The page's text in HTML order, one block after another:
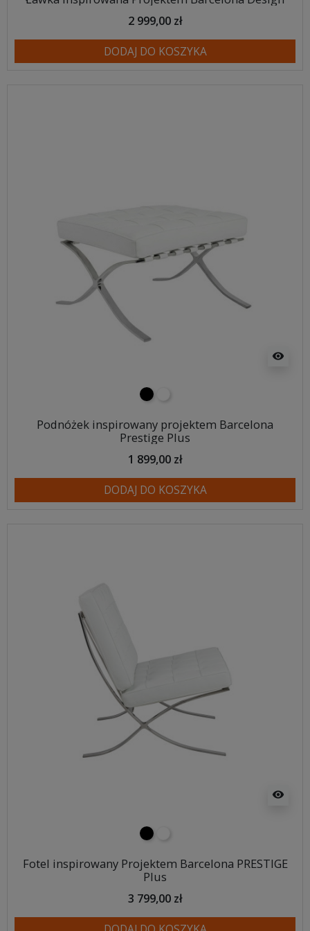
2 999,00 zł
DODAJ DO KOSZYKA
visibility
czarny
Podnóżek inspirowany projektem Barcelona
Prestige Plus
1 899,00 zł
DODAJ DO KOSZYKA
visibility
czarny
Fotel inspirowany Projektem Barcelona PRESTIGE
Plus
3 799,00 zł